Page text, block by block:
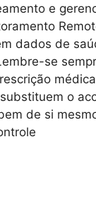
e
dados de
se
o
de si